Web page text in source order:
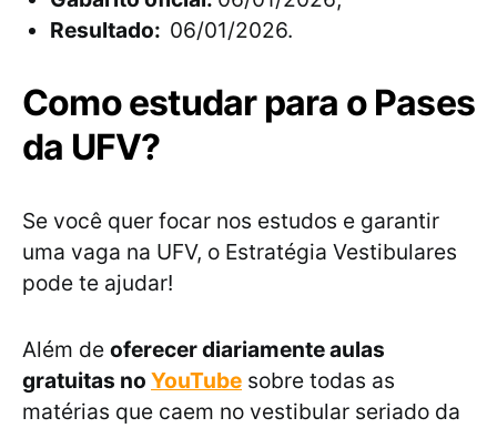
Resultado: 06/01/2026.
Como estudar para o Pases
da UFV?
Se você quer focar nos estudos e garantir
uma vaga na UFV, o Estratégia Vestibulares
pode te ajudar!
Além de oferecer diariamente aulas
gratuitas no YouTube sobre todas as
matérias que caem no vestibular seriado da